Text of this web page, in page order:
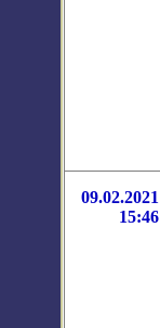
09.02.2021
15:46